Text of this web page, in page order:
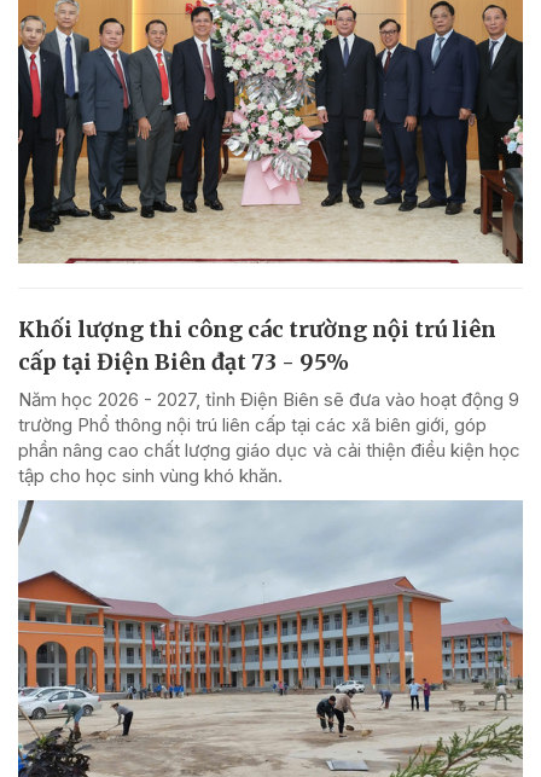
Khối lượng thi công các trường nội trú liên
cấp tại Điện Biên đạt 73 - 95%
Năm học 2026 - 2027, tỉnh Điện Biên sẽ đưa vào hoạt động 9
trường Phổ thông nội trú liên cấp tại các xã biên giới, góp
phần nâng cao chất lượng giáo dục và cải thiện điều kiện học
tập cho học sinh vùng khó khăn.